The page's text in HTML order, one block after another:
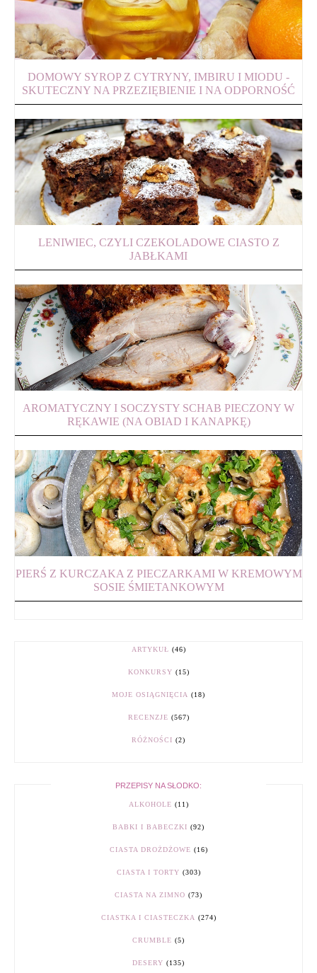
DOMOWY SYROP Z CYTRYNY, IMBIRU I MIODU -
SKUTECZNY NA PRZEZIĘBIENIE I NA ODPORNOŚĆ
LENIWIEC, CZYLI CZEKOLADOWE CIASTO Z
JABŁKAMI
AROMATYCZNY I SOCZYSTY SCHAB PIECZONY W
RĘKAWIE (NA OBIAD I KANAPKĘ)
PIERŚ Z KURCZAKA Z PIECZARKAMI W KREMOWYM
SOSIE ŚMIETANKOWYM
ARTYKUŁ (46)
KONKURSY (15)
MOJE OSIĄGNIĘCIA (18)
RECENZJE (567)
RÓŻNOŚCI (2)
PRZEPISY NA SŁODKO:
ALKOHOLE (11)
BABKI I BABECZKI (92)
CIASTA DROŻDŻOWE (16)
CIASTA I TORTY (303)
CIASTA NA ZIMNO (73)
CIASTKA I CIASTECZKA (274)
CRUMBLE (5)
DESERY (135)